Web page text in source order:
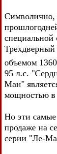
Символично,
специальной
объемом
95 л.с.
Ман"
мощностью в
Но эти
продаже на
серии "Ле-